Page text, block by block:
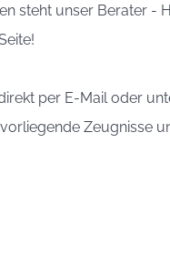
steht unser Berater -
per E-Mail oder
Zeugnisse